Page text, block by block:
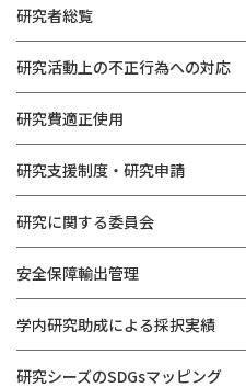
研究者総覧
研究活動上の不正行為への対応
研究費適正使用
研究支援制度・研究申請
研究に関する委員会
安全保障輸出管理
学内研究助成による採択実績
研究シーズのSDGsマッピング